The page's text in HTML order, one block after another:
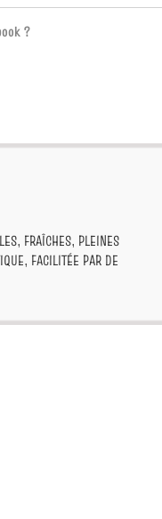
?
FRAÎCHES, PLEINES
FACILITÉE PAR DE